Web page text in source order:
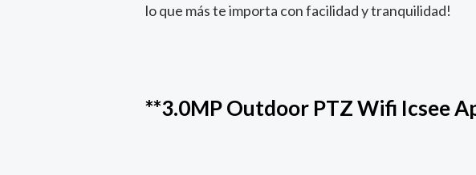
lo que más te importa con facilidad y tranquilidad!
**3.0MP Outdoor PTZ Wifi Icsee